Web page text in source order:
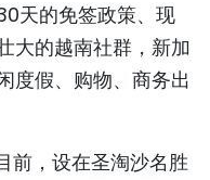
天的免签政策、现
大的越南社群，新加
度假、购物、商务出
前，设在圣淘沙名胜